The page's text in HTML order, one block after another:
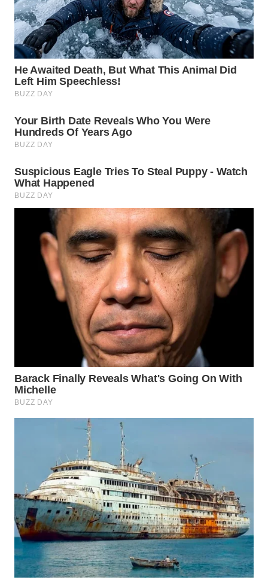
WN
PAKPAK
WN
KARAWANG
WN
WN
WN
DEPOK
WN
TAPANULI
UTARA
SAMOSIR
WN
SUMEDANG
WN
KEPULAUAN
SERIBU
WN
TANGERANG